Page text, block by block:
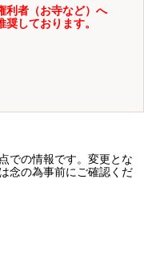
利者（お寺など）へ
しております。
での情報です。変更とな
念の為事前にご確認くだ